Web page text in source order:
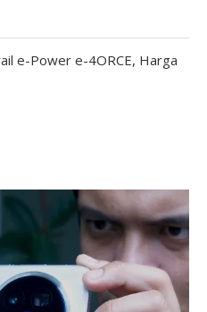
e-Power e-4ORCE, Harga